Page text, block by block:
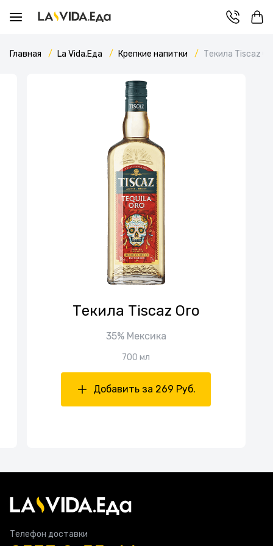
Главная La Vida.Еда Крепкие напитки Текила Tiscaz
Текила Tiscaz Oro
35% Мексика
700 мл
Добавить за 269 Руб.
Телефон доставки